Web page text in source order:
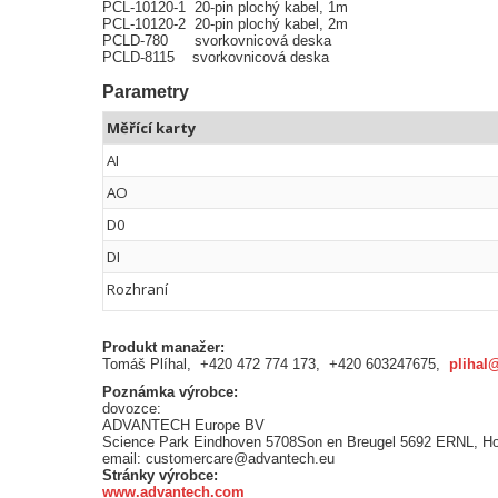
PCL-10120-1 20-pin plochý kabel, 1m
PCL-10120-2 20-pin plochý kabel, 2m
PCLD-780 svorkovnicová deska
PCLD-8115 svorkovnicová deska
Parametry
Měřící karty
AI
AO
D0
DI
Rozhraní
Produkt manažer:
Tomáš Plíhal, +420 472 774 173, +420 603247675,
Poznámka výrobce:
dovozce:
ADVANTECH Europe BV
Science Park Eindhoven 5708Son en Breugel 5692 ERNL,
email: customercare@advantech.eu
Stránky výrobce:
www.advantech.com